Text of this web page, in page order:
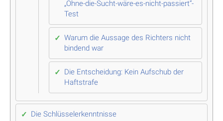
„Ohne-die-Sucht-wäre-es-nicht-passiert“-
Test
Warum die Aussage des Richters nicht
bindend war
Die Entscheidung: Kein Aufschub der
Haftstrafe
Die Schlüsselerkenntnisse